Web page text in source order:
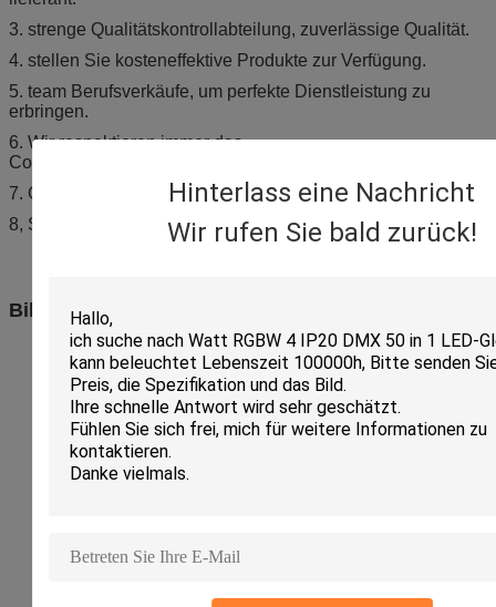
Hinterlass eine Nachricht
Wir rufen Sie bald zurück!
3. strenge Qualitätskontrollabteilung, zuverlässige Qualität.
4. stellen Sie kosteneffektive Produkte zur Verfügung.
5. team Berufsverkäufe, um perfekte Dienstleistung zu
erbringen.
6. Wir respektieren immer das
Copyright unserer Kunden oder die Betriebsgeheimnisse.
7. Großhandelspreis, kosteneffektiv
8, Soem ist willkommen
Bildhinweis